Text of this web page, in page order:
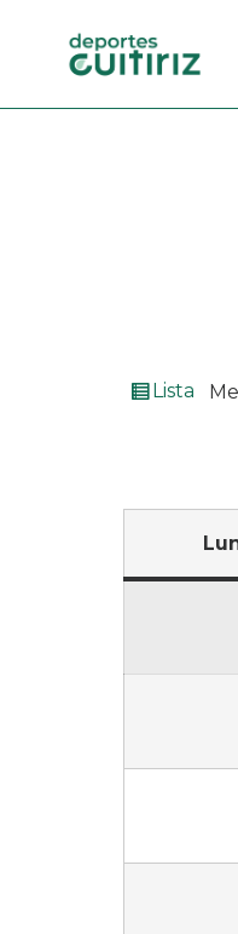
Ver
Lista